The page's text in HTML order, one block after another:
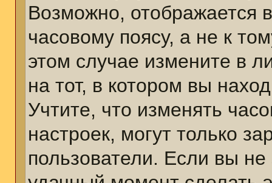
Возможно, отображается
часовому поясу, а не к
этом случае измените в
на тот, в котором вы
Учтите, что изменять
настроек, могут только
пользователи. Если вы